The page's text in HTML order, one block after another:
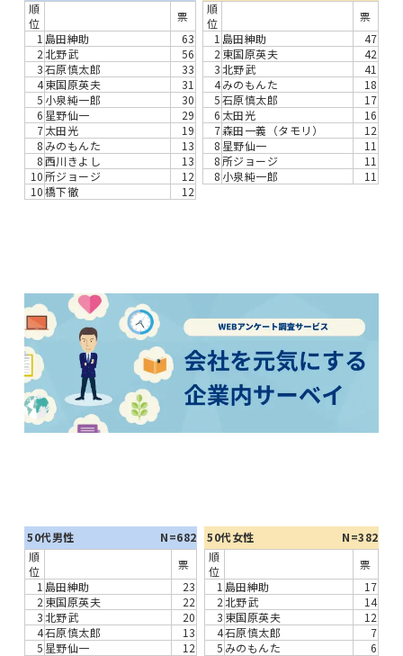
順
位
票
1 島田紳助
63
2北野武
56
3石原慎太郎
33
4東国原英夫
31
5 小泉純一郎
30
6 星野仙一
29
7太田光
19
8 みのもんた
13
8西川きよし
13
10所ジョージ
12
10橋下徹 12
順
位
票
1 島田紳助
47
2 東国原英夫
42
3北野武
41
4みのもんた
18
5石原慎太郎
17
6 太田光
16
7森田一義（タモリ）
12
8 星野仙一
11
8所ジョージ
11
8 小泉純一郎 11
50代男性 N=682 50代女性
N=382
順
位
票
1 島田紳助
23
2東国原英夫
22
3北野武
20
4石原慎太郎
13
5 星野仙一
12
順
位
票
1 島田紳助
17
2北野武
14
3 東国原英夫
12
4石原慎太郎
7
5 みのもんた
6